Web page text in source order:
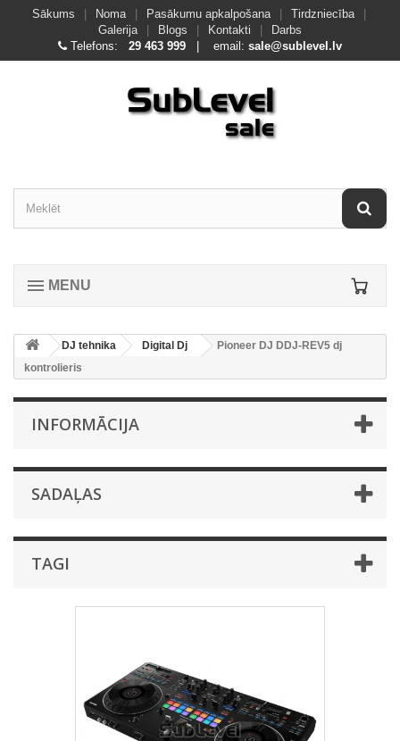
Sākums Noma Pasākumu apkalpošana Tirdzniecība
Galerija
Blogs Kontakti
Darbs
Telefons:
29 463 999 | email: sale@sublevel.lv
MENU
DJ tehnika Digital Dj
Pioneer DJ DDJ-REV5 dj
kontrolieris
INFORMĀCIJA
SADAĻAS
TAGI